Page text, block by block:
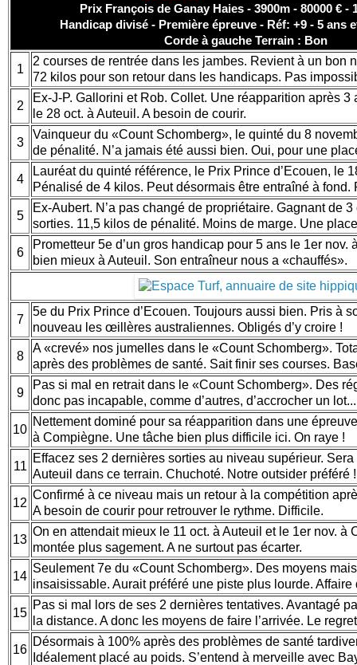
Prix François de Ganay Haies - 3900m - 80000 € -
Handicap divisé - Première épreuve - Réf: +9 - 5 ans
Corde à gauche Terrain : Bon
1
2 courses de rentrée dans les jambes. Revient à un bon
72 kilos pour son retour dans les handicaps. Pas
2
Ex-J-P. Gallorini et Rob. Collet. Une réapparition après 3
le 28 oct. à Auteuil. A besoin de courir.
3
Vainqueur du «Count Schomberg», le quinté du 8
de pénalité. N’a jamais été aussi bien. Oui, pour une
4
Lauréat du quinté référence, le Prix Prince d’Ecouen, le
Pénalisé de 4 kilos. Peut désormais être entraîné à fond.
5
Ex-Aubert. N’a pas changé de propriétaire. Gagnant de
sorties. 11,5 kilos de pénalité. Moins de marge. Une
6
Prometteur 5e d’un gros handicap pour 5 ans le 1er nov.
bien mieux à Auteuil. Son entraîneur nous a «chauffés».
7
5e du Prix Prince d’Ecouen. Toujours aussi bien. Pris à
nouveau les œillères australiennes. Obligés d’y croire !
8
A «crevé» nos jumelles dans le «Count Schomberg».
après des problèmes de santé. Sait finir ses courses.
9
Pas si mal en retrait dans le «Count Schomberg». Des
donc pas incapable, comme d’autres, d’accrocher un
10
Nettement dominé pour sa réapparition dans une
à Compiègne. Une tâche bien plus difficile ici. On raye !
11
Effacez ses 2 dernières sorties au niveau supérieur.
Auteuil dans ce terrain. Chuchoté. Notre outsider préféré
12
Confirmé à ce niveau mais un retour à la compétition
A besoin de courir pour retrouver le rythme. Difficile.
13
On en attendait mieux le 11 oct. à Auteuil et le 1er nov. à
montée plus sagement. A ne surtout pas écarter.
14
Seulement 7e du «Count Schomberg». Des moyens
insaisissable. Aurait préféré une piste plus lourde. Affaire
15
Pas si mal lors de ses 2 dernières tentatives. Avantagé
la distance. A donc les moyens de faire l’arrivée. Le
16
Désormais à 100% après des problèmes de santé
Idéalement placé au poids. S’entend à merveille avec